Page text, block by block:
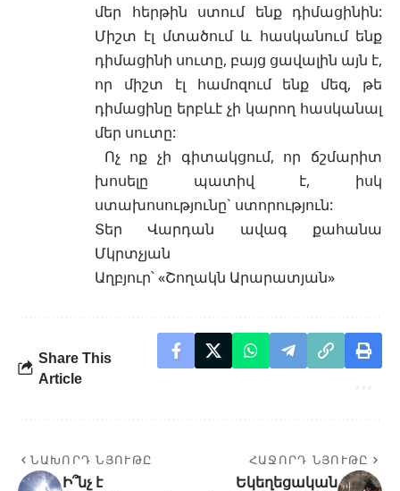
մեր հերթին ստում ենք դիմացինին:
Միշտ էլ մտածում և հասկանում ենք
դիմացինի սուտը, բայց ցավալին այն է,
որ միշտ էլ համոզում ենք մեզ, թե
դիմացինը երբևէ չի կարող հասկանալ
մեր սուտը:
Ոչ ոք չի գիտակցում, որ ճշմարիտ
խոսելը պատիվ է, իսկ
ստախոսությունը` ստորություն:
Տեր Վարդան ավագ քահանա
Մկրտչյան
Աղբյուր՝ «Շողակն Արարատյան»
Share This
Article
ՆԱԽՈՐԴ ՆՅՈՒԹԸ
Ի՞նչ է
ՀԱՋՈՐԴ ՆՅՈՒԹԸ
Եկեղեցական